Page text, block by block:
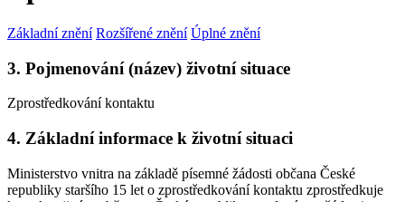
Základní znění Rozšířené znění Úplné znění
3. Pojmenování (název) životní situace
Zprostředkování kontaktu
4. Základní informace k životní situaci
Ministerstvo vnitra na základě písemné žádosti občana České
republiky staršího 15 let o zprostředkování kontaktu zprostředkuje